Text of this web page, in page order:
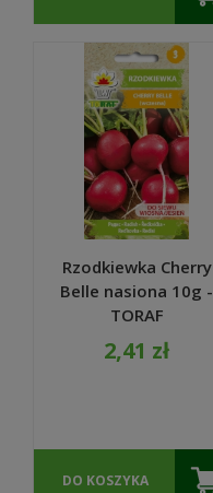
Rzodkiewka Cherry
Belle nasiona 10g -
TORAF
2,41 zł
DO KOSZYKA